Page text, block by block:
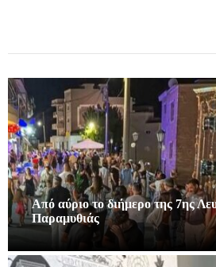
Από αύριο το διήμερο της 7ης
Παραμυθιάς